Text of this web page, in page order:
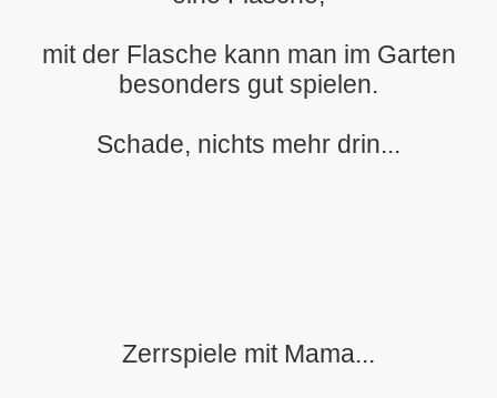
mit der Flasche kann man im Garten
besonders gut spielen.
Schade, nichts mehr drin...
Zerrspiele mit Mama...